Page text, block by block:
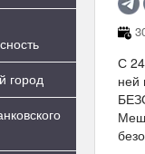
город
С